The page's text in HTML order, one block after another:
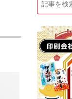
業界 市場・統計
中古印刷機・製本機